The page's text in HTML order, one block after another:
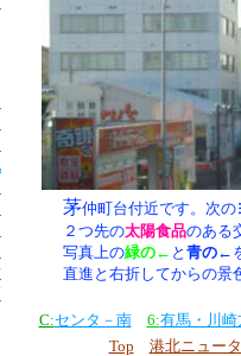
茅仲町台付近です。次の
２つ先の太陽食品のある
写真上の緑の← と 青の←
直進と右折してからの景
C:センタ－南 6:有馬・川崎
Top
港北ニュー